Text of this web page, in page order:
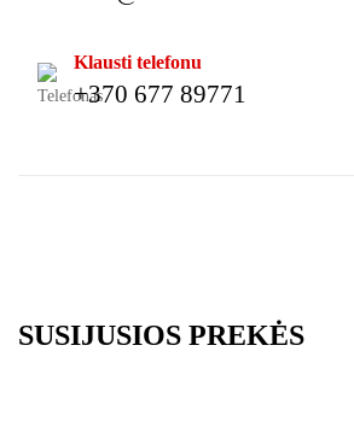
Klausti telefonu
+370 677 89771
SUSIJUSIOS PREKĖS